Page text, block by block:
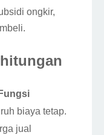
ongkir,
Fungsi
biaya tetap.
jual